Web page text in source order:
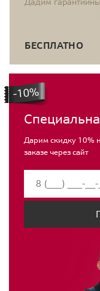
БЕСПЛАТНО
Дарим скидку 10%
заказе через сайт